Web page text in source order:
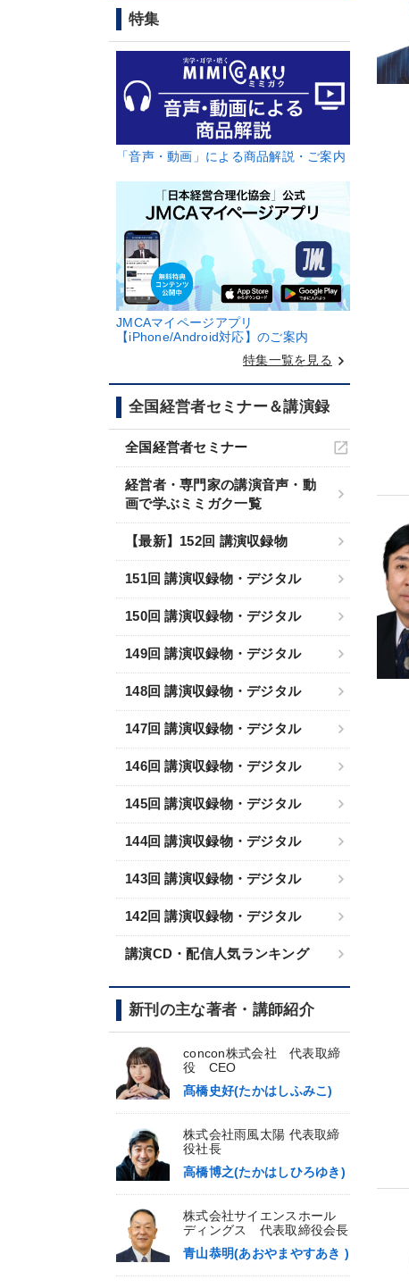
特集
「音声・動画」による商品解説・ご案内
JMCAマイページアプリ
【iPhone/Android対応】のご案内
特集一覧を見る keyboard_arrow_right
全国経営者セミナー＆講演録
全国経営者セミナー
経営者・専門家の講演音声・動
画で学ぶミミガク一覧
【最新】152回 講演収録物
151回 講演収録物・デジタル
150回 講演収録物・デジタル
149回 講演収録物・デジタル
148回 講演収録物・デジタル
147回 講演収録物・デジタル
146回 講演収録物・デジタル
145回 講演収録物・デジタル
144回 講演収録物・デジタル
143回 講演収録物・デジタル
142回 講演収録物・デジタル
講演CD・配信人気ランキング
新刊の主な著者・講師紹介
concon株式会社 代表取締
役 CEO
髙橋史好(たかはしふみこ)
株式会社雨風太陽 代表取締
役社長
高橋博之(たかはしひろゆき)
株式会社サイエンスホール
ディングス 代表取締役会長
青山恭明(あおやまやすあき )